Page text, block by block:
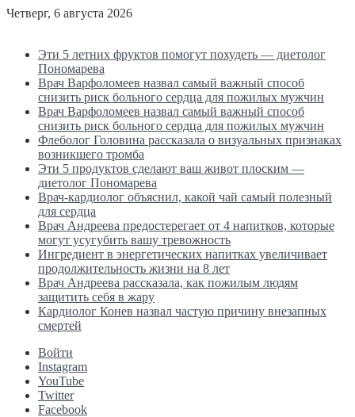
Четверг, 6 августа 2026
Эти 5 летних фруктов помогут похудеть — диетолог
Пономарева
Врач Варфоломеев назвал самый важный способ
снизить риск больного сердца для пожилых мужчин
Врач Варфоломеев назвал самый важный способ
снизить риск больного сердца для пожилых мужчин
Флеболог Головина рассказала о визуальных признаках
возникшего тромба
Эти 5 продуктов сделают ваш живот плоским —
диетолог Пономарева
Врач-кардиолог объяснил, какой чай самый полезный
для сердца
Врач Андреева предостерегает от 4 напитков, которые
могут усугубить вашу тревожность
Ингредиент в энергетических напитках увеличивает
продолжительность жизни на 8 лет
Врач Андреева рассказала, как пожилым людям
защитить себя в жару
Кардиолог Конев назвал частую причину внезапных
смертей
Войти
Instagram
YouTube
Twitter
Facebook